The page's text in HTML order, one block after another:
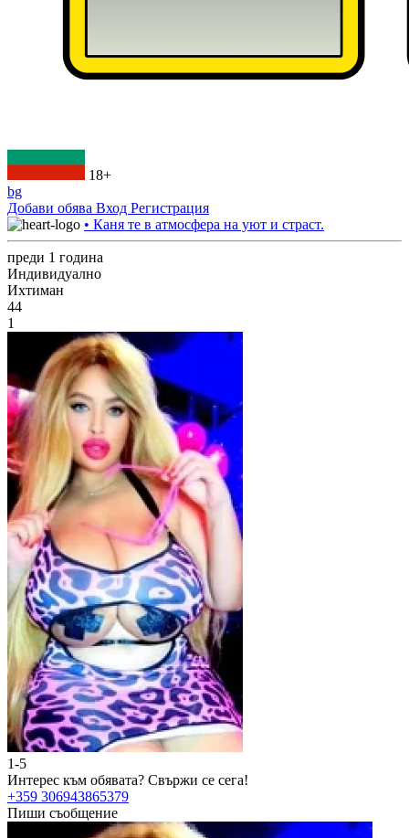
18+
bg
Добави обява Вход Регистрация
• Каня те в атмосфера на уют и страст.
преди 1 година
Индивидуално
Ихтиман
44
1
1-5
Интерес към обявата? Свържи се сега!
+359 306943865379
Пиши съобщение